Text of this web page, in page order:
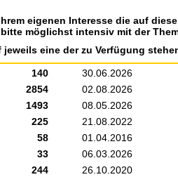
eigenen Interesse die auf
möglichst intensiv mit der
eine der zu Verfügung
140 30.06.2026
2854 02.08.2026
1493 08.05.2026
225 21.08.2022
58 01.04.2016
33 06.03.2026
244 26.10.2020